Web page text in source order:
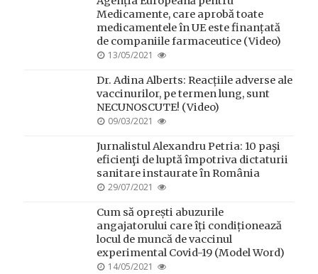
Medicamente, care aprobă toate
medicamentele în UE este finanțată
de companiile farmaceutice (Video)
POSTED
13/05/2021
Dr. Adina Alberts: Reacțiile adverse ale
vaccinurilor, pe termen lung, sunt
NECUNOSCUTE! (Video)
POSTED
09/03/2021
Jurnalistul Alexandru Petria: 10 paşi
eficienţi de luptă împotriva dictaturii
sanitare instaurate în România
POSTED
29/07/2021
Cum să oprești abuzurile
angajatorului care îți condiționează
locul de muncă de vaccinul
experimental Covid-19 (Model Word)
POSTED
14/05/2021